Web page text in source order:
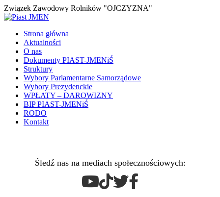
Związek Zawodowy Rolników "OJCZYZNA"
Strona główna
Aktualności
O nas
Dokumenty PIAST-JMENiŚ
Struktury
Wybory Parlamentarne Samorządowe
Wybory Prezydenckie
WPŁATY – DAROWIZNY
BIP PIAST-JMENiŚ
RODO
Kontakt
Śledź nas na mediach społecznościowych: